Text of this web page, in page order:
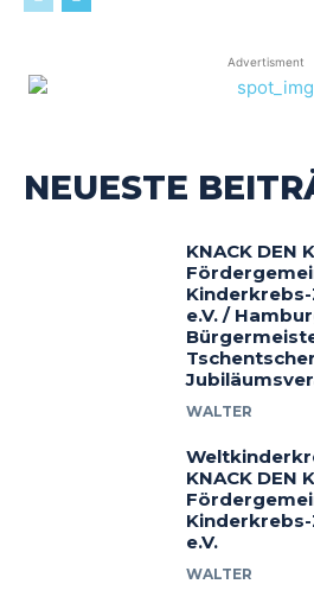
Advertisment
NEUESTE
KNACK DEN
e.V. /
WALTER
KNACK DEN
e.V.
WALTER